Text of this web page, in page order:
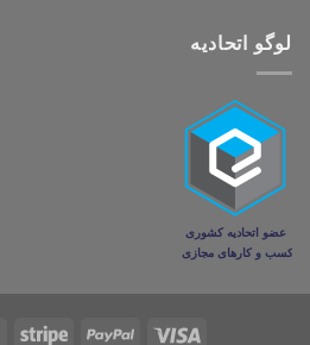
لوگو اتحادیه